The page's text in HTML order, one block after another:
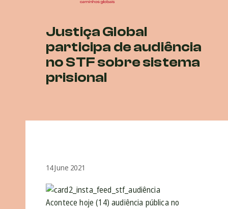
Justiça Global
participa de audiência
no STF sobre sistema
prisional
14 June 2021
Acontece hoje (14) audiência pública no